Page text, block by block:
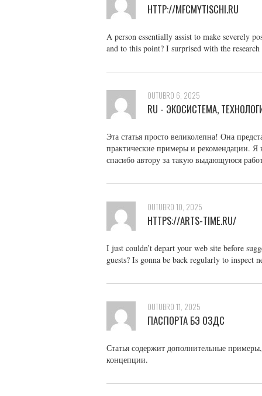
HTTP://MFCMYTISCHI.RU
A person essentially assist to make severely
and to this point? I surprised with the
OUTUBRO 6, 2025
RU - ЭКОСИСТЕМА,
Эта статья просто великолепна! Она
практические примеры и рекомендации.
спасибо автору за такую выдающуюся
OUTUBRO 10, 2025
HTTPS://ARTS-TIME.RU/
I just couldn’t depart your web site before
guests? Is gonna be back regularly to inspect
OUTUBRO 11, 2025
ПАСПОРТА БЭ ОЗДС
Статья содержит дополнительные
концепции.